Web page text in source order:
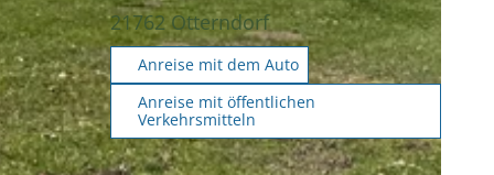
21762Otterndorf
Anreise mit dem Auto
Anreise mit öffentlichen
Verkehrsmitteln